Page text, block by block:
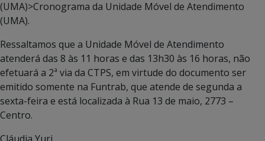
(UMA)>Cronograma da Unidade Móvel de Atendimento
(UMA).
Ressaltamos que a Unidade Móvel de Atendimento
atenderá das 8 às 11 horas e das 13h30 às 16 horas, não
efetuará a 2ª via da CTPS, em virtude do documento ser
emitido somente na Funtrab, que atende de segunda a
sexta-feira e está localizada à Rua 13 de maio, 2773 –
Centro.